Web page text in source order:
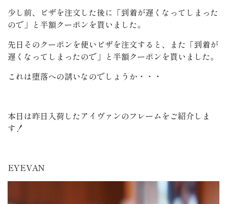
少し前、ピザを注文した後に「到着が遅くなってしまった
ので」と半額クーポンを貰いました。
先日そのクーポンを使いピザを注文すると、また「到着が
遅くなってしまったので」と半額クーポンを貰いました。
これは堕落への誘いなのでしょうか・・・
本日は昨日入荷したアイヴァンのフレームをご紹介しま
す！
EYEVAN